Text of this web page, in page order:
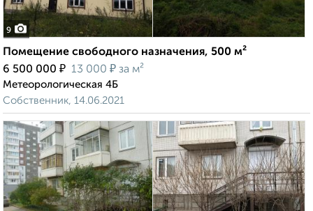
9
Помещение свободного назначения, 500 м²
6 500 000 ₽ 13 000 ₽ за м²
Метеорологическая 4Б
Собственник, 14.06.2021